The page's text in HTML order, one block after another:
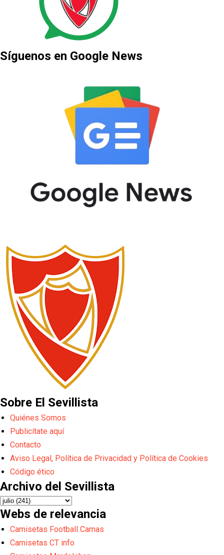
Síguenos en Google News
Sobre El Sevillista
Quiénes Somos
Publicítate aquí
Contacto
Aviso Legal, Política de Privacidad y Política de Cookies
Código ético
Archivo del Sevillista
Webs de relevancia
Camisetas Football Camas
Camisetas CT info